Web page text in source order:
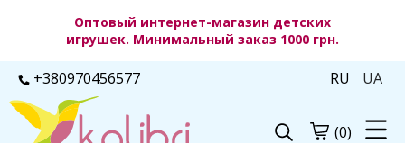
Оптовый интернет-магазин детских
игрушек. Минимальный заказ 1000 грн.
+380970456577 RU UA
(0)